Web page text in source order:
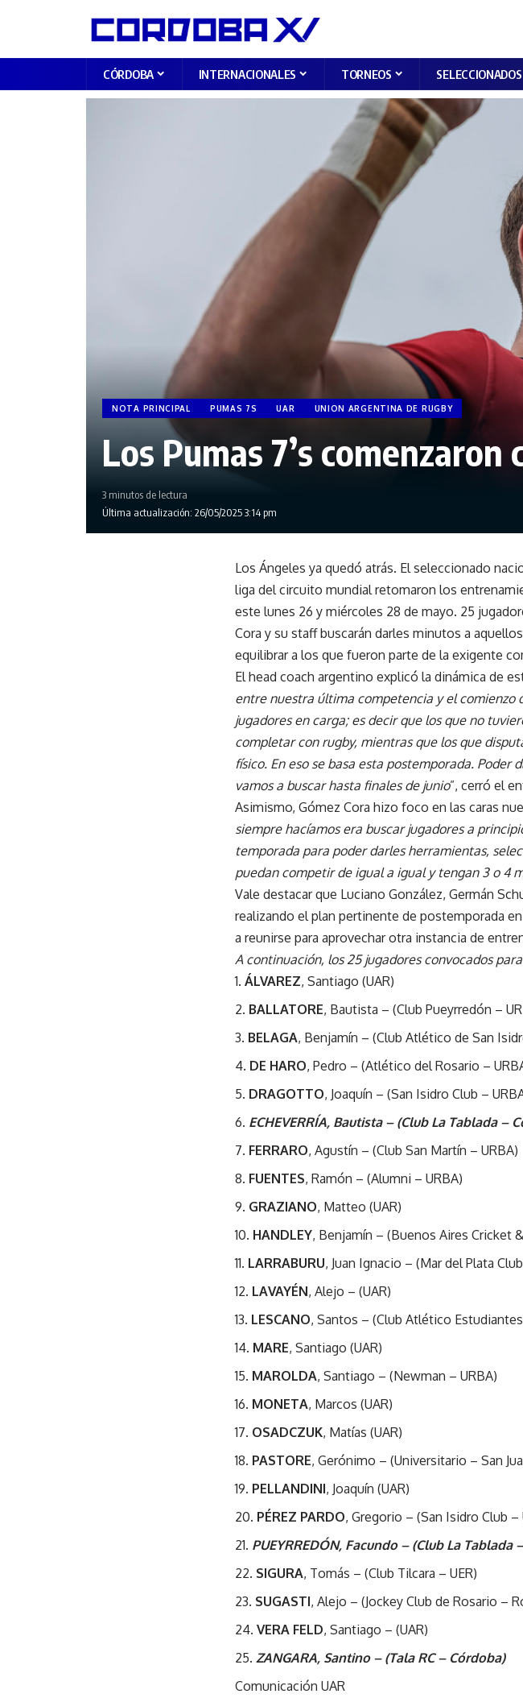
CÓRDOBA INTERNACIONALES TORNEOS SELECCIONADOS
NOTA PRINCIPAL PUMAS 7S UAR UNION ARGENTINA DE RUGBY
Los Pumas 7’s
Última actualización: 26/05/2025 3:14 pm
3 minutos de lectura
Los Ángeles ya quedó atrás. El seleccionado
liga del circuito mundial retomaron los
este lunes 26 y miércoles 28 de mayo. 25
Cora y su staff buscarán darles minutos a
equilibrar a los que fueron parte de la exigente
El head coach argentino explicó la dinámica de
entre nuestra última competencia y el comienzo
jugadores en carga; es decir que los que no
completar con rugby, mientras que los que
físico. En eso se basa esta postemporada. Poder
vamos a buscar hasta finales de junio”, cerró el
Asimismo, Gómez Cora hizo foco en las caras
siempre hacíamos era buscar jugadores a
temporada para poder darles herramientas,
puedan competir de igual a igual y tengan 3 o 4
Vale destacar que Luciano González, Germán
realizando el plan pertinente de postemporada
a reunirse para aprovechar otra instancia de
A continuación, los 25 jugadores convocados
ÁLVAREZ, Santiago (UAR)
BALLATORE, Bautista – (Club Pueyrredón –
BELAGA, Benjamín – (Club Atlético de San
DE HARO, Pedro – (Atlético del Rosario –
DRAGOTTO, Joaquín – (San Isidro Club –
ECHEVERRÍA, Bautista – (Club La Tablada –
FERRARO, Agustín – (Club San Martín – URBA)
FUENTES, Ramón – (Alumni – URBA)
GRAZIANO, Matteo (UAR)
HANDLEY, Benjamín – (Buenos Aires Cricket
LARRABURU, Juan Ignacio – (Mar del Plata
LAVAYÉN, Alejo – (UAR)
LESCANO, Santos – (Club Atlético Estudiantes
MARE, Santiago (UAR)
MAROLDA, Santiago – (Newman – URBA)
MONETA, Marcos (UAR)
OSADCZUK, Matías (UAR)
PASTORE, Gerónimo – (Universitario – San
PELLANDINI, Joaquín (UAR)
PÉREZ PARDO, Gregorio – (San Isidro Club –
PUEYRREDÓN, Facundo – (Club La Tablada
SIGURA, Tomás – (Club Tilcara – UER)
SUGASTI, Alejo – (Jockey Club de Rosario –
VERA FELD, Santiago – (UAR)
ZANGARA, Santino – (Tala RC – Córdoba)
Comunicación UAR